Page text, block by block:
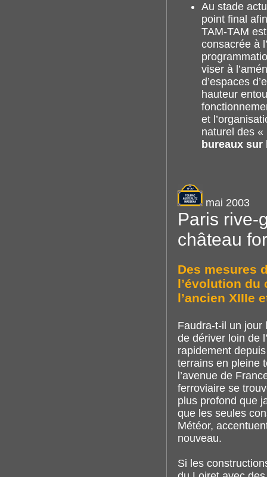
Au stade
point final
TAM-TAM
consacrée à
viser à
d’espaces
hauteur
et
naturel des
bureaux sur
mai 2003
Paris rive-
château
Des mesures
l’évolution du
l’ancien XIIIe
Faudra-t-il un jour
de dériver loin de
rapidement
terrains en pleine
l’avenue de
ferroviaire se
plus profond que
que les seules
Météor,
nouveau.
Si les